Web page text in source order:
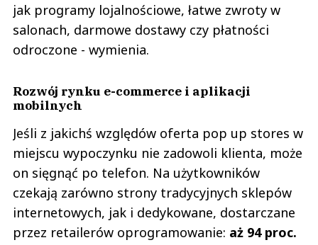
jak programy lojalnościowe, łatwe zwroty w
salonach, darmowe dostawy czy płatności
odroczone - wymienia.
Rozwój rynku e-commerce i aplikacji
mobilnych
Jeśli z jakichś względów oferta pop up stores w
miejscu wypoczynku nie zadowoli klienta, może
on sięgnąć po telefon. Na użytkowników
czekają zarówno strony tradycyjnych sklepów
internetowych, jak i dedykowane, dostarczane
przez retailerów oprogramowanie: aż 94 proc.